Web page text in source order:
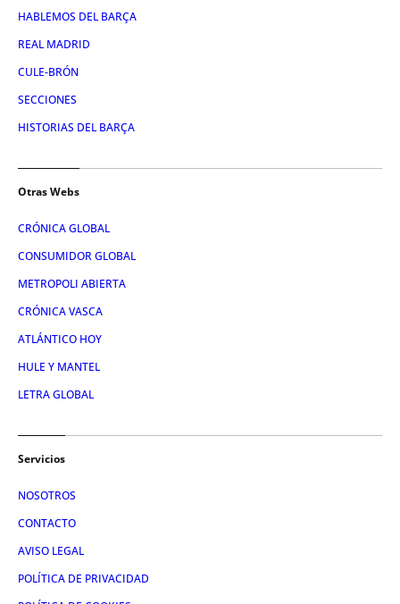
HABLEMOS DEL BARÇA
REAL MADRID
CULE-BRÓN
SECCIONES
HISTORIAS DEL BARÇA
Otras Webs
CRÓNICA GLOBAL
CONSUMIDOR GLOBAL
METROPOLI ABIERTA
CRÓNICA VASCA
ATLÁNTICO HOY
HULE Y MANTEL
LETRA GLOBAL
Servicios
NOSOTROS
CONTACTO
AVISO LEGAL
POLÍTICA DE PRIVACIDAD